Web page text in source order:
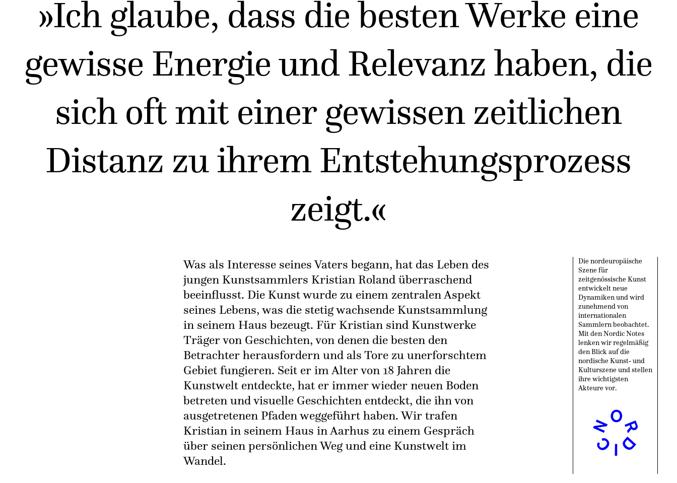
»Ich glaube, dass die besten Werke eine
gewisse Energie und Relevanz haben, die
sich oft mit einer gewissen zeitlichen
Distanz zu ihrem Entstehungsprozess
zeigt.«
Die nordeuropäische
Szene für
zeitgenössische Kunst
entwickelt neue
Dynamiken und wird
zunehmend von
internationalen
Sammlern beobachtet.
Mit den Nordic Notes
lenken wir regelmäßig
den Blick auf die
nordische Kunst- und
Kulturszene und stellen
ihre wichtigsten
Akteure vor.
Was als Interesse seines Vaters begann, hat das Leben des
jungen Kunstsammlers Kristian Roland überraschend
beeinflusst. Die Kunst wurde zu einem zentralen Aspekt
seines Lebens, was die stetig wachsende Kunstsammlung
in seinem Haus bezeugt. Für Kristian sind Kunstwerke
Träger von Geschichten, von denen die besten den
Betrachter herausfordern und als Tore zu unerforschtem
Gebiet fungieren. Seit er im Alter von 18 Jahren die
Kunstwelt entdeckte, hat er immer wieder neuen Boden
betreten und visuelle Geschichten entdeckt, die ihn von
ausgetretenen Pfaden weggeführt haben. Wir trafen
Kristian in seinem Haus in Aarhus zu einem Gespräch
über seinen persönlichen Weg und eine Kunstwelt im
Wandel.